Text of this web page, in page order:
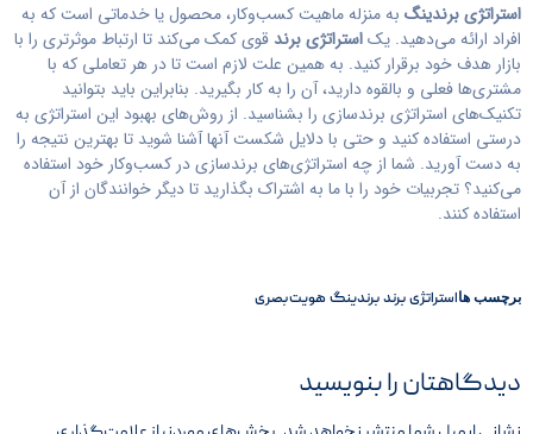
استراتژی برندینگ به منزله ماهیت کسب‌وکار، محصول یا خدماتی است که به
افراد ارائه می‌دهید. یکاستراتژی برند قوی کمک می‌کند تا ارتباط موثرتری را با
بازار هدف خود برقرار کنید. به همین علت لازم است تا در هر تعاملی که با
مشتری‌ها فعلی و بالقوه دارید، آن را به کار بگیرید. بنابراین باید بتوانید
تکنیک‌های استراتژی برندسازی را بشناسید. از روش‌های بهبود این استراتژی به
درستی استفاده کنید و حتی با دلایل شکست آنها آشنا شوید تا بهترین نتیجه را
به دست آورید. شما از چه استراتژی‌های برندسازی در کسب‌وکار خود استفاده
می‌کنید؟ تجربیات خود را با ما به اشتراک بگذارید تا دیگر خوانندگان از آن
استفاده کنند.
برچسب هااستراتژیبرندبرندینگهویت بصری
دیدگاهتان را بنویسید